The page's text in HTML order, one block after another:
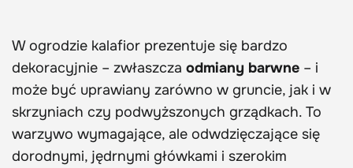
W ogrodzie kalafior prezentuje się bardzo
dekoracyjnie – zwłaszcza odmiany barwne – i
może być uprawiany zarówno w gruncie, jak i w
skrzyniach czy podwyższonych grządkach. To
warzywo wymagające, ale odwdzięczające się
dorodnymi, jędrnymi główkami i szerokim